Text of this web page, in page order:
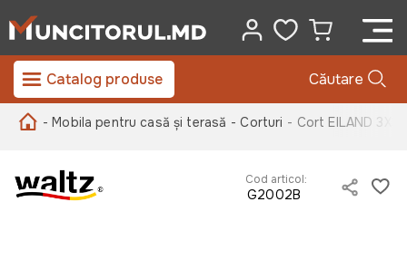
Catalog produse Căutare
- Mobila pentru casă și terasă - Corturi - Cort EILAND
Cod articol:
G2002B